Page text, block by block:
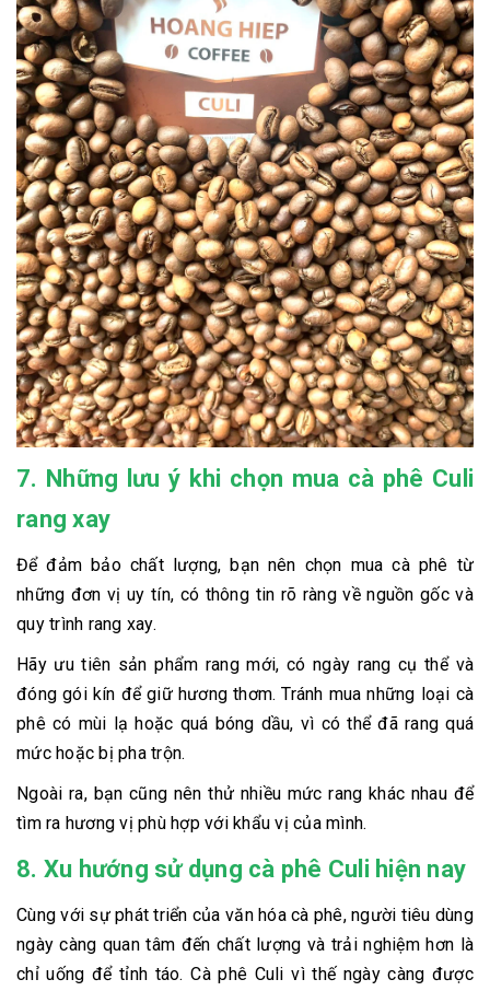
7. Những lưu ý khi chọn mua cà phê Culi
rang xay
Để đảm bảo chất lượng, bạn nên chọn mua cà phê từ
những đơn vị uy tín, có thông tin rõ ràng về nguồn gốc và
quy trình rang xay.
Hãy ưu tiên sản phẩm rang mới, có ngày rang cụ thể và
đóng gói kín để giữ hương thơm. Tránh mua những loại cà
phê có mùi lạ hoặc quá bóng dầu, vì có thể đã rang quá
mức hoặc bị pha trộn.
Ngoài ra, bạn cũng nên thử nhiều mức rang khác nhau để
tìm ra hương vị phù hợp với khẩu vị của mình.
8. Xu hướng sử dụng cà phê Culi hiện nay
Cùng với sự phát triển của văn hóa cà phê, người tiêu dùng
ngày càng quan tâm đến chất lượng và trải nghiệm hơn là
chỉ uống để tỉnh táo. Cà phê Culi vì thế ngày càng được